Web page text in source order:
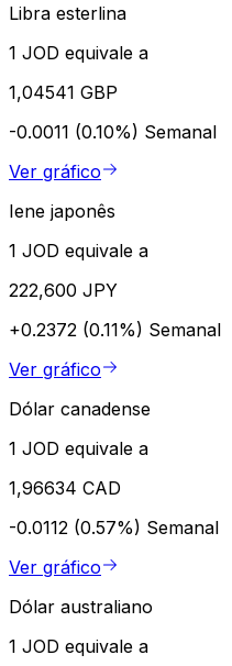
Libra esterlina
1 JOD equivale a
1,04541 GBP
-0.0011 (0.10%) Semanal
Ver gráfico
Iene japonês
1 JOD equivale a
222,600 JPY
+0.2372 (0.11%) Semanal
Ver gráfico
Dólar canadense
1 JOD equivale a
1,96634 CAD
-0.0112 (0.57%) Semanal
Ver gráfico
Dólar australiano
1 JOD equivale a